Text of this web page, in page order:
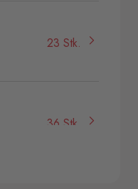
23 Stk.
36 Stk.